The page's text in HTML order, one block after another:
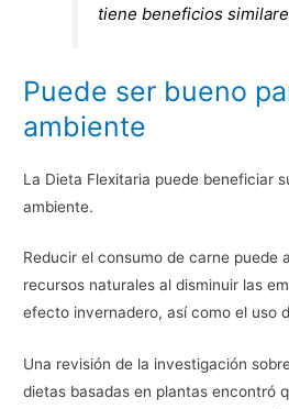
tiene beneficios
Puede ser bueno
ambiente
La Dieta Flexitaria puede beneficiar
ambiente.
Reducir el consumo de carne puede
recursos naturales al disminuir las
efecto invernadero, así como el uso
Una revisión de la investigación
dietas basadas en plantas encontró